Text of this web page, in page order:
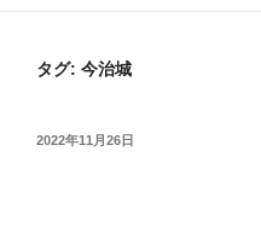
タグ: 今治城
投
2022年11月26日